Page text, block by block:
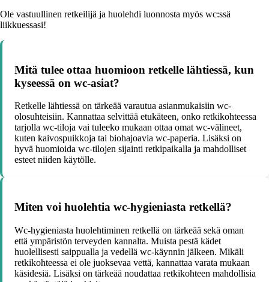
Ole vastuullinen retkeilijä ja huolehdi luonnosta myös wc:ssä
liikkuessasi!
Mitä tulee ottaa huomioon retkelle lähtiessä, kun
kyseessä on wc-asiat?
Retkelle lähtiessä on tärkeää varautua asianmukaisiin wc-
olosuhteisiin. Kannattaa selvittää etukäteen, onko retkikohteessa
tarjolla wc-tiloja vai tuleeko mukaan ottaa omat wc-välineet,
kuten kaivospuikkoja tai biohajoavia wc-paperia. Lisäksi on
hyvä huomioida wc-tilojen sijainti retkipaikalla ja mahdolliset
esteet niiden käytölle.
Miten voi huolehtia wc-hygieniasta retkellä?
Wc-hygieniasta huolehtiminen retkellä on tärkeää sekä oman
että ympäristön terveyden kannalta. Muista pestä kädet
huolellisesti saippualla ja vedellä wc-käynnin jälkeen. Mikäli
retkikohteessa ei ole juoksevaa vettä, kannattaa varata mukaan
käsidesiä. Lisäksi on tärkeää noudattaa retkikohteen mahdollisia